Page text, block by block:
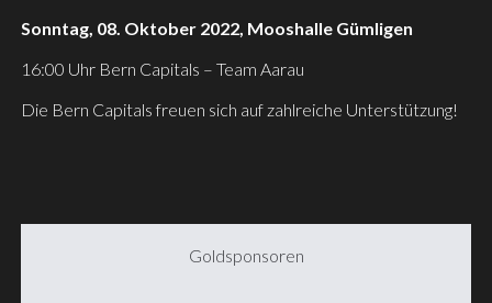
Sonntag, 08. Oktober 2022, Mooshalle Gümligen
16:00 Uhr Bern Capitals – Team Aarau
Die Bern Capitals freuen sich auf zahlreiche Unterstützung!
Goldsponsoren